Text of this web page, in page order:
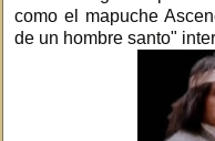
como el mapuche
de un hombre santo"